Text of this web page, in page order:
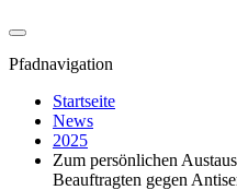
Pfadnavigation
Startseite
News
2025
Zum persönlichen
Beauftragten gegen